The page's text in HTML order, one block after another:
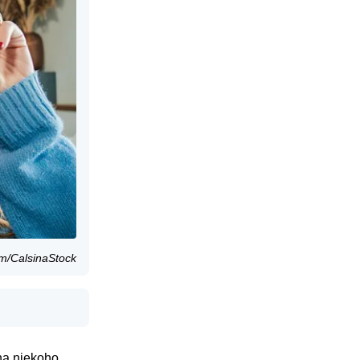
CalsinaStock